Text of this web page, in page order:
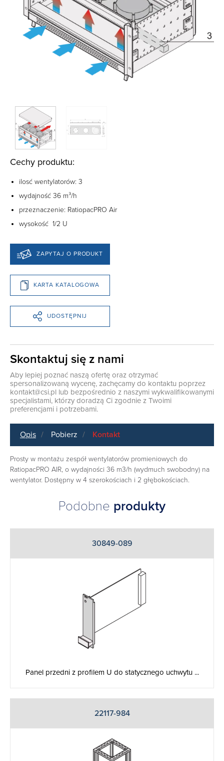
Cechy produktu:
ilosć wentylatorów: 3
wydajność 36 m³/h
przeznaczenie: RatiopacPRO Air
wysokość 1/2 U
ZAPYTAJ O PRODUKT
KARTA KATALOGOWA
UDOSTĘPNIJ
Skontaktuj się z nami
Aby lepiej poznać naszą ofertę oraz otrzymać
spersonalizowaną wycenę, zachęcamy do kontaktu poprzez
kontakt@csi.pl lub bezpośrednio z naszymi wykwalifikowanymi
specjalistami, którzy doradzą Ci zgodnie z Twoimi
preferencjami i potrzebami.
Opis Pobierz Kontakt
Prosty w montażu zespół wentylatorów promieniowych do
RatiopacPRO AIR, o wydajności 36 m3/h (wydmuch swobodny) na
wentylator. Dostępny w 4 szerokościach i 2 głębokościach.
Podobne produkty
30849-089
Panel przedni z profilem U do statycznego uchwytu ...
22117-984